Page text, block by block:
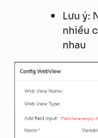
Lưu ý:
nhiều
nhau